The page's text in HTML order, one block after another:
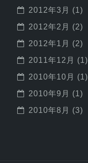
2012年3月
(1)
2012年2月
(2)
2012年1月
(2)
2011年12月
(1)
2010年10月
(1)
2010年9月
(1)
2010年8月
(3)